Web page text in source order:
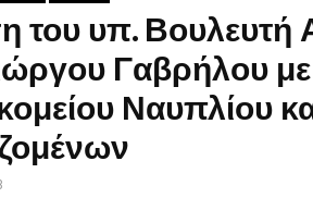
του υπ. Βουλευτή
Γαβρήλου με
Ναυπλίου